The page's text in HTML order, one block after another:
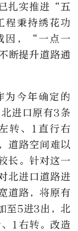
扎实推进“五
秉持绣花功
因，“一点一
断提升道路通
为今年确定的
进口原有3条
转、1直行右
道路空间难以
长。针对这一
北进口道路进
道路，将原有
至5进3出，北
1右转。改造